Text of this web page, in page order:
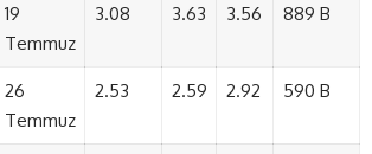
19
Temmuz
3.08 3.63 3.56 889 B
26
Temmuz
2.53 2.59 2.92 590 B